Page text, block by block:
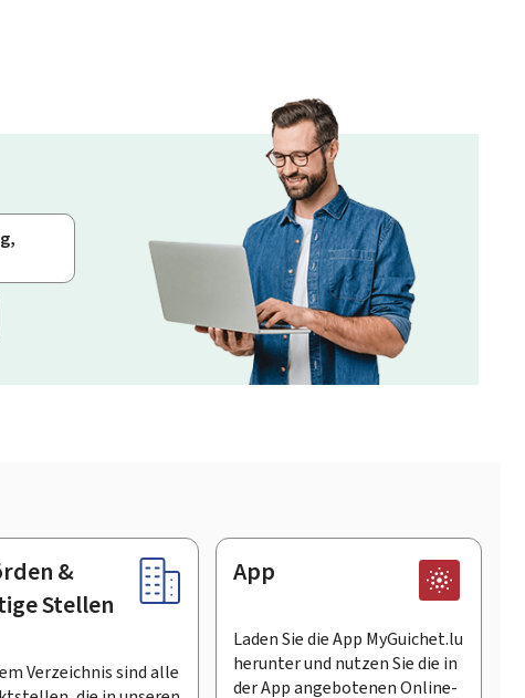
&
Stellen
Verzeichnis sind alle
App
Laden Sie die App MyGuichet.lu
herunter und nutzen Sie die in
der App angebotenen Online-